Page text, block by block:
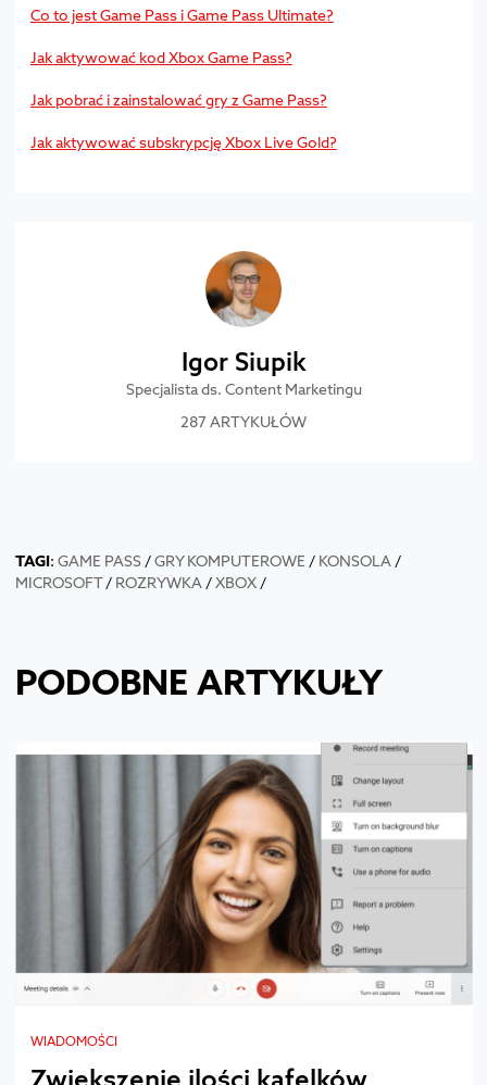
Co to jest Game Pass i Game Pass Ultimate?
Jak aktywować kod Xbox Game Pass?
Jak pobrać i zainstalować gry z Game Pass?
Jak aktywować subskrypcję Xbox Live Gold?
Igor Siupik
Specjalista ds. Content Marketingu
287 ARTYKUŁÓW
TAGI: GAME PASS/GRY KOMPUTEROWE / KONSOLA/
MICROSOFT/ ROZRYWKA/XBOX/
PODOBNE ARTYKUŁY
WIADOMOŚCI